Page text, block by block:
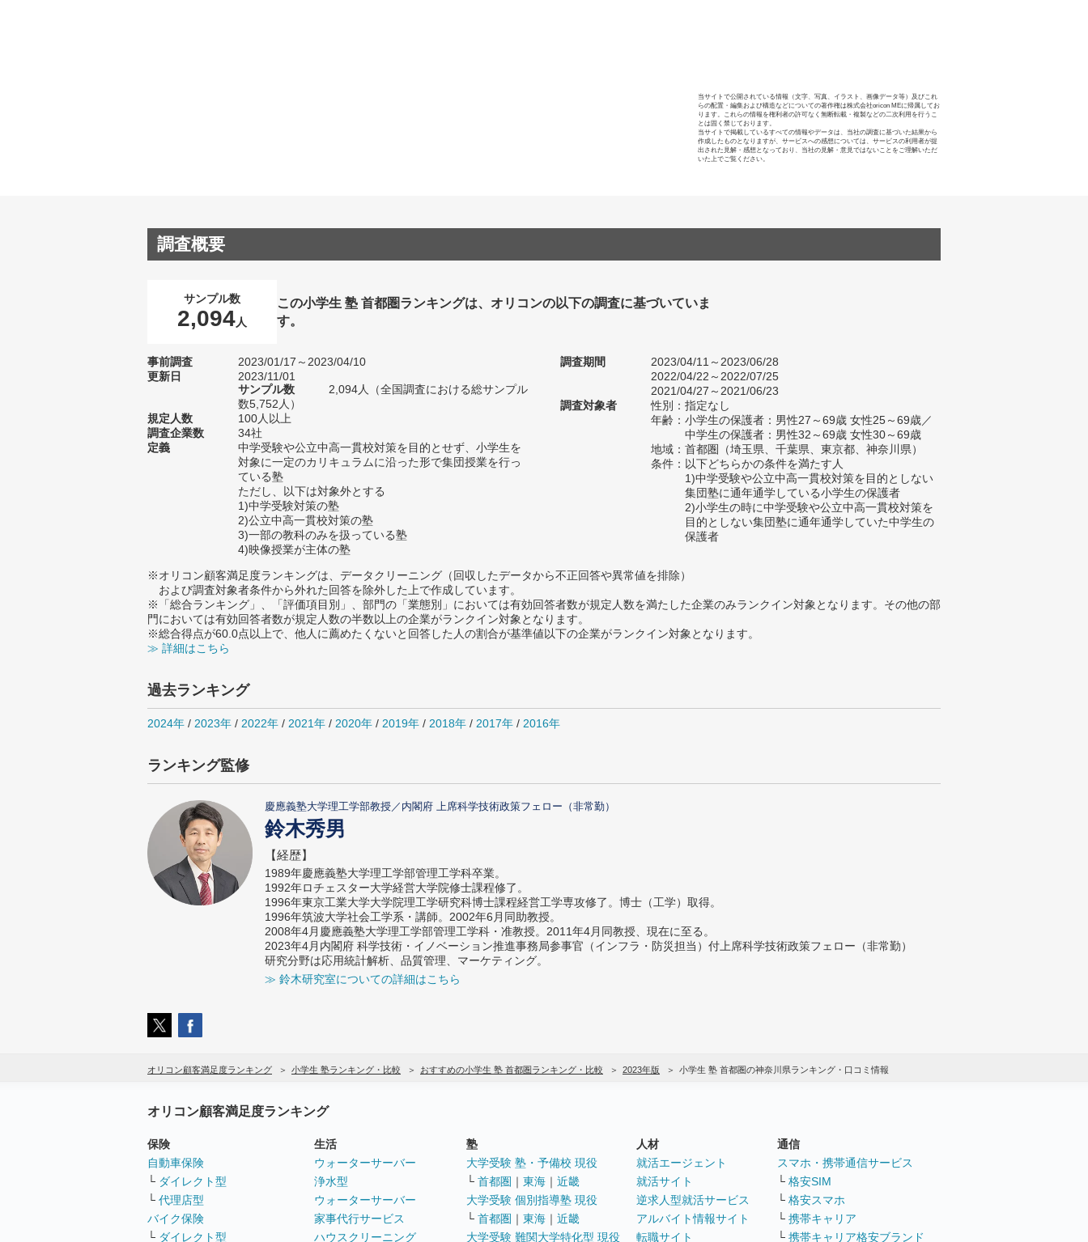
当サイトで公開されている情報（文字、写真、イラスト、画像データ等）及びこれ
らの配置・編集および構造などについての著作権は株式会社oricon MEに帰属してお
ります。これらの情報を権利者の許可なく無断転載・複製などの二次利用を行うこ
とは固く禁じております。
当サイトで掲載しているすべての情報やデータは、当社の調査に基づいた結果から
作成したものとなりますが、サービスへの感想については、サービスの利用者が提
出された見解・感想となっており、当社の見解・意見ではないことをご理解いただ
いた上でご覧ください。
調査概要
サンプル数
2,094人
この小学生 塾 首都圏ランキングは、オリコンの以下の調査に基づいていま
す。
事前調査
2023/01/17～2023/04/10
更新日
2023/11/01
サンプル数
2,094人（全国調査における総サンプル
数5,752人）
規定人数
100人以上
調査企業数
34社
定義
中学受験や公立中高一貫校対策を目的とせず、小学生を
対象に一定のカリキュラムに沿った形で集団授業を行っ
ている塾
ただし、以下は対象外とする
1)中学受験対策の塾
2)公立中高一貫校対策の塾
3)一部の教科のみを扱っている塾
4)映像授業が主体の塾
調査期間
2023/04/11～2023/06/28
2022/04/22～2022/07/25
2021/04/27～2021/06/23
調査対象者
性別：指定なし
年齢：小学生の保護者：男性27～69歳 女性25～69歳／
中学生の保護者：男性32～69歳 女性30～69歳
地域：首都圏（埼玉県、千葉県、東京都、神奈川県）
条件：以下どちらかの条件を満たす人
1)中学受験や公立中高一貫校対策を目的としない
集団塾に通年通学している小学生の保護者
2)小学生の時に中学受験や公立中高一貫校対策を
目的としない集団塾に通年通学していた中学生の
保護者
※オリコン顧客満足度ランキングは、データクリーニング（回収したデータから不正回答や異常値を排除）
および調査対象者条件から外れた回答を除外した上で作成しています。
※「総合ランキング」、「評価項目別」、部門の「業態別」においては有効回答者数が規定人数を満たした企業のみランクイン対象となります。その他の部
門においては有効回答者数が規定人数の半数以上の企業がランクイン対象となります。
※総合得点が60.0点以上で、他人に薦めたくないと回答した人の割合が基準値以下の企業がランクイン対象となります。
≫ 詳細はこちら
過去ランキング
2024年 / 2023年 / 2022年 / 2021年 / 2020年 / 2019年 / 2018年 / 2017年 / 2016年
ランキング監修
慶應義塾大学理工学部教授／内閣府 上席科学技術政策フェロー（非常勤）
鈴木秀男
【経歴】
1989年慶應義塾大学理工学部管理工学科卒業。
1992年ロチェスター大学経営大学院修士課程修了。
1996年東京工業大学大学院理工学研究科博士課程経営工学専攻修了。博士（工学）取得。
1996年筑波大学社会工学系・講師。2002年6月同助教授。
2008年4月慶應義塾大学理工学部管理工学科・准教授。2011年4月同教授、現在に至る。
2023年4月内閣府 科学技術・イノベーション推進事務局参事官（インフラ・防災担当）付上席科学技術政策フェロー（非常勤）
研究分野は応用統計解析、品質管理、マーケティング。
≫ 鈴木研究室についての詳細はこちら
オリコン顧客満足度ランキング 小学生 塾ランキング・比較 おすすめの小学生 塾 首都圏ランキング・比較 2023年版 小学生 塾 首都圏の神奈川県ランキング・口コミ情報
オリコン顧客満足度ランキング
保険
自動車保険
└ ダイレクト型
└ 代理店型
バイク保険
└ ダイレクト型
生活
ウォーターサーバー
浄水型
ウォーターサーバー
家事代行サービス
ハウスクリーニング
塾
大学受験 塾・予備校 現役
└ 首都圏 ｜ 東海 ｜ 近畿
大学受験 個別指導塾 現役
└ 首都圏 ｜ 東海 ｜ 近畿
大学受験 難関大学特化型 現役
人材
就活エージェント
就活サイト
逆求人型就活サービス
アルバイト情報サイト
転職サイト
通信
スマホ・携帯通信サービス
└ 格安SIM
└ 格安スマホ
└ 携帯キャリア
└ 携帯キャリア格安ブランド